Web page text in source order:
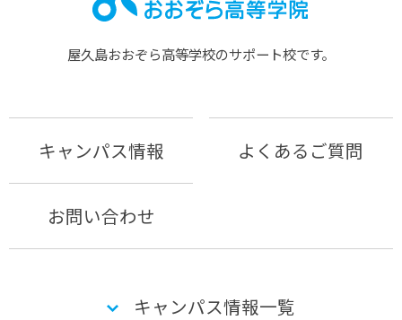
屋久島おおぞら⾼等学校のサポート校です。
キャンパス情報 よくあるご質問
お問い合わせ
キャンパス情報一覧